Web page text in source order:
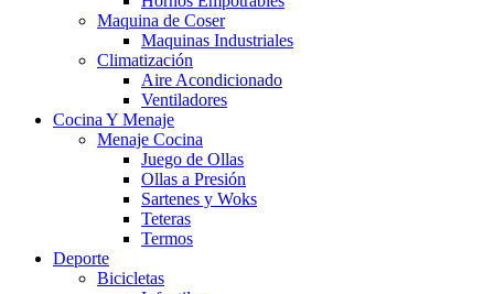
Maquina de Coser
Maquinas Industriales
Climatización
Aire Acondicionado
Ventiladores
Cocina Y Menaje
Menaje Cocina
Juego de Ollas
Ollas a Presión
Sartenes y Woks
Teteras
Termos
Deporte
Bicicletas